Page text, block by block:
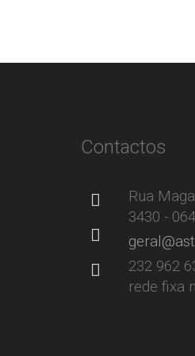
Contactos
Rua
3430 -
232 962
rede fixa